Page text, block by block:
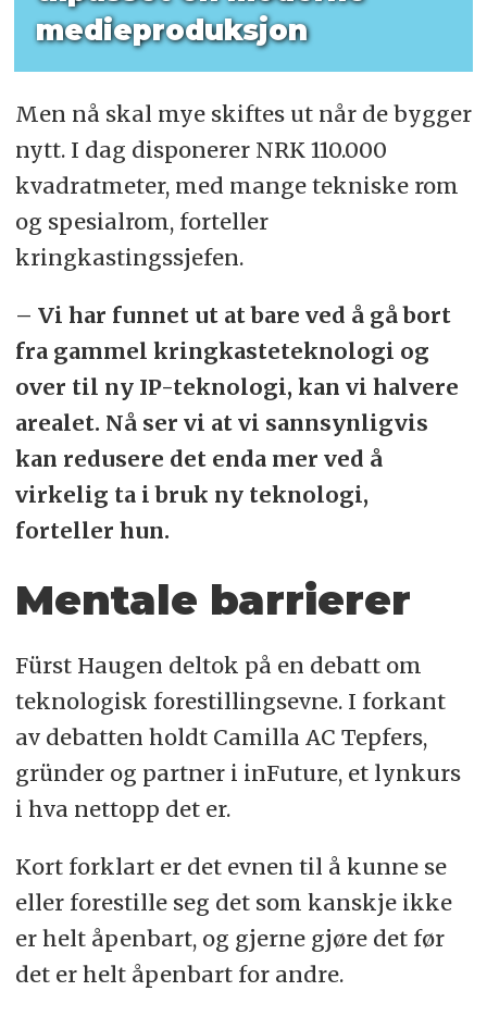
medieproduksjon
Men nå skal mye skiftes ut når de bygger
nytt. I dag disponerer NRK 110.000
kvadratmeter, med mange tekniske rom
og spesialrom, forteller
kringkastingssjefen.
– Vi har funnet ut at bare ved å gå bort
fra gammel kringkasteteknologi og
over til ny IP-teknologi, kan vi halvere
arealet. Nå ser vi at vi sannsynligvis
kan redusere det enda mer ved å
virkelig ta i bruk ny teknologi,
forteller hun.
Mentale barrierer
Fürst Haugen deltok på en debatt om
teknologisk forestillingsevne. I forkant
av debatten holdt Camilla AC Tepfers,
gründer og partner i inFuture, et lynkurs
i hva nettopp det er.
Kort forklart er det evnen til å kunne se
eller forestille seg det som kanskje ikke
er helt åpenbart, og gjerne gjøre det før
det er helt åpenbart for andre.